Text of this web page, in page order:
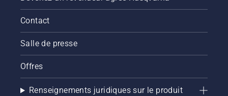
Contact
Salle de presse
Offres
Renseignements juridiques sur le produit